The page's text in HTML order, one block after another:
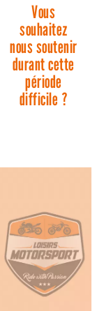
Vous
souhaitez
nous soutenir
durant cette
période
difficile ?